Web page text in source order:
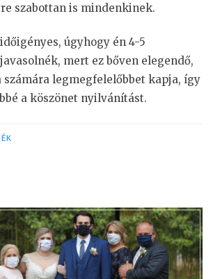
szabottan is mindenkinek.
úgyhogy én 4-5
mert ez bőven elegendő,
legmegfelelőbbet kapja, így
a köszönet nyilvánítást.